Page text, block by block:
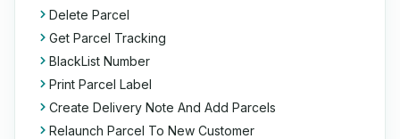
Delete Parcel
Get Parcel Tracking
BlackList Number
Print Parcel Label
Create Delivery Note And Add Parcels
Relaunch Parcel To New Customer